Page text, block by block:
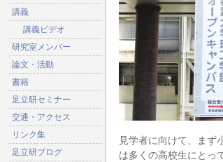
見学者に向けて、まず
は多くの高校生にとっ
講義
講義ビデオ
研究室メンバー
論文・活動
書籍
足立研セミナー
交通・アクセス
リンク集
足立研ブログ